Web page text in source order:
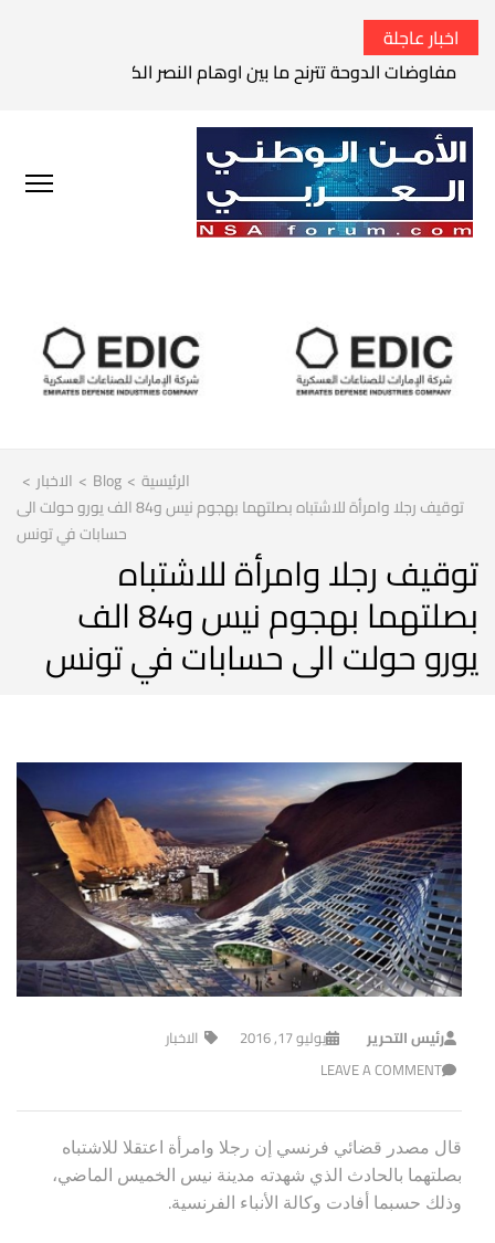
اخبار عاجلة
مفاوضات الدوحة تترنح ما بين اوهام النصر الكامل وواقع
الرئيسية >
Blog
> الاخبار >
توقيف رجلا وامرأة للاشتباه بصلتهما بهجوم نيس و84 الف يورو حولت الى
حسابات في تونس
توقيف رجلا وامرأة للاشتباه
بصلتهما بهجوم نيس و84 الف
يورو حولت الى حسابات في تونس
رئيس التحرير يوليو 17, 2016
الاخبار
LEAVE A COMMENT
قال مصدر قضائي فرنسي إن رجلا وامرأة اعتقلا للاشتباه
بصلتهما بالحادث الذي شهدته مدينة نيس الخميس الماضي،
وذلك حسبما أفادت وكالة الأنباء الفرنسية.